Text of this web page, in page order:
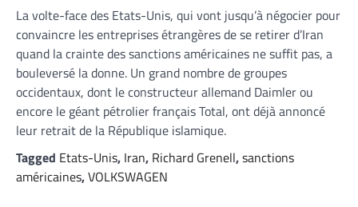
La volte-face des Etats-Unis, qui vont jusqu’à négocier pour
convaincre les entreprises étrangères de se retirer d’Iran
quand la crainte des sanctions américaines ne suffit pas, a
bouleversé la donne. Un grand nombre de groupes
occidentaux, dont le constructeur allemand Daimler ou
encore le géant pétrolier français Total, ont déjà annoncé
leur retrait de la République islamique.
Tagged Etats-Unis, Iran, Richard Grenell,sanctions
américaines,VOLKSWAGEN